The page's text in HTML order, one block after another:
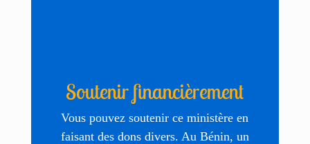
Soutenir financièrement
Vous pouvez soutenir ce ministère en
faisant des dons divers. Au Bénin, un